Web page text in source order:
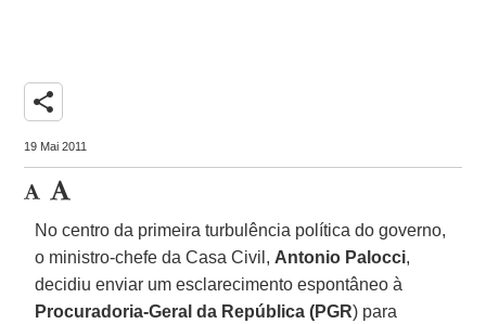
share
19 Mai 2011
No centro da primeira turbulência política do governo,
o ministro-chefe da Casa Civil, Antonio Palocci,
decidiu enviar um esclarecimento espontâneo à
Procuradoria-Geral da República (PGR) para